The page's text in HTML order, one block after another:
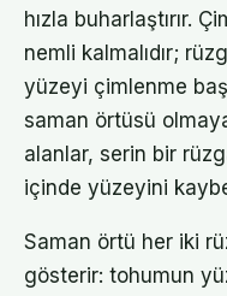
hızla buharlaştırır.
nemli kalmalıdır;
yüzeyi çimlenme
saman örtüsü
alanlar, serin bir
içinde yüzeyini
Saman örtü her iki
gösterir: tohumun